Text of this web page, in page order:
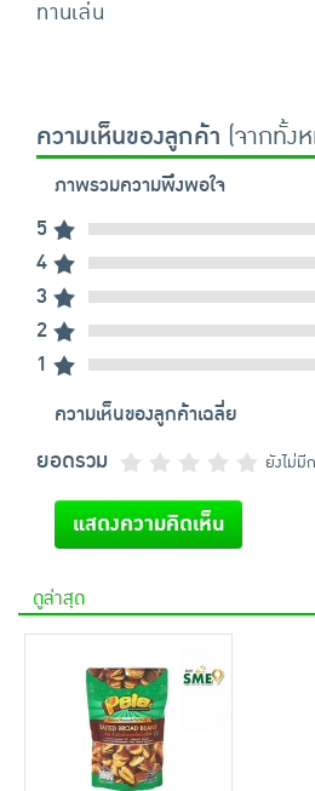
ทานเล่น
ความเห็นของลูกค้า (จากทั้ง
ภาพรวมความพึงพอใจ
5
4
3
2
1
ความเห็นของลูกค้าเฉลี่ย
ยอดรวม ยังไม่มี
แสดงความคิดเห็น
ดูล่าสุด